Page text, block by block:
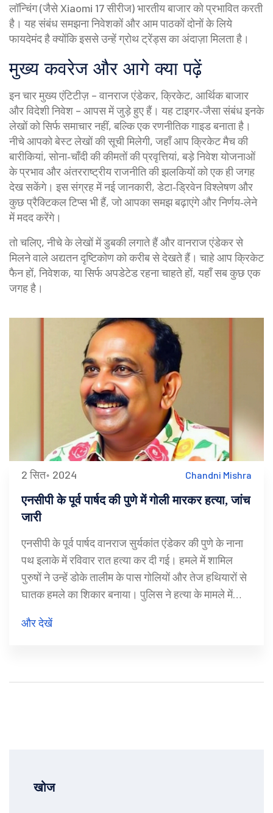
लॉन्चिंग (जैसे Xiaomi 17 सीरीज) भारतीय बाजार को प्रभावित करती
है। यह संबंध समझना निवेशकों और आम पाठकों दोनों के लिये
फायदेमंद है क्योंकि इससे उन्हें ग्रोथ ट्रेंड्स का अंदाज़ा मिलता है।
मुख्य कवरेज और आगे क्या पढ़ें
इन चार मुख्य एंटिटीज़ – वानराज एंडेकर, क्रिकेट, आर्थिक बाजार
और विदेशी निवेश – आपस में जुड़े हुए हैं। यह टाइगर‑जैसा संबंध इनके
लेखों को सिर्फ समाचार नहीं, बल्कि एक रणनीतिक गाइड बनाता है।
नीचे आपको बेस्ट लेखों की सूची मिलेगी, जहाँ आप क्रिकेट मैच की
बारीकियां, सोना‑चाँदी की कीमतों की प्रवृत्तियां, बड़े निवेश योजनाओं
के प्रभाव और अंतरराष्ट्रीय राजनीति की झलकियों को एक ही जगह
देख सकेंगे। इस संग्रह में नई जानकारी, डेटा‑ड्रिवेन विश्लेषण और
कुछ प्रैक्टिकल टिप्स भी हैं, जो आपका समझ बढ़ाएंगे और निर्णय‑लेने
में मदद करेंगे।
तो चलिए, नीचे के लेखों में डुबकी लगाते हैं और वानराज एंडेकर से
मिलने वाले अद्यतन दृष्टिकोण को करीब से देखते हैं। चाहे आप क्रिकेट
फैन हों, निवेशक, या सिर्फ अपडेटेड रहना चाहते हों, यहाँ सब कुछ एक
जगह है।
2 सित॰ 2024 Chandni Mishra
एनसीपी के पूर्व पार्षद की पुणे में गोली मारकर हत्या, जांच
जारी
एनसीपी के पूर्व पार्षद वानराज सुर्यकांत एंडेकर की पुणे के नाना
पथ इलाके में रविवार रात हत्या कर दी गई। हमले में शामिल
पुरुषों ने उन्हें डोके तालीम के पास गोलियों और तेज हथियारों से
घातक हमले का शिकार बनाया। पुलिस ने हत्या के मामले में
बनाया है।
और देखें
खोज